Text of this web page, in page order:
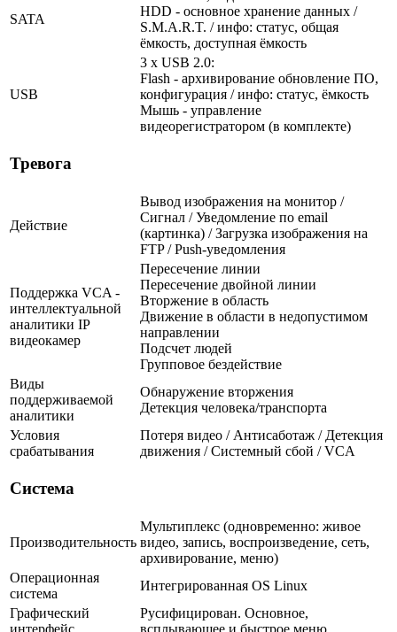
SATA
HDD - основное хранение данных /
S.M.A.R.T. / инфо: статус, общая
ёмкость, доступная ёмкость
USB
3 x USB 2.0:
Flash - архивирование обновление ПО,
конфигурация / инфо: статус, ёмкость
Мышь - управление
видеорегистратором (в комплекте)
Тревога
Действие
Вывод изображения на монитор /
Сигнал / Уведомление по email
(картинка) / Загрузка изображения на
FTP / Push-уведомления
Поддержка VCA -
интеллектуальной
аналитики IP
видеокамер
Пересечение линии
Пересечение двойной линии
Вторжение в область
Движение в области в недопустимом
направлении
Подсчет людей
Групповое бездействие
Виды
поддерживаемой
аналитики
Обнаружение вторжения
Детекция человека/транспорта
Условия
срабатывания
Потеря видео / Антисаботаж / Детекция
движения / Системный сбой / VCA
Система
Производительность
Мультиплекс (одновременно: живое
видео, запись, воспроизведение, сеть,
архивирование, меню)
Операционная
система
Интегрированная OS Linux
Графический
интерфейс
Русифицирован. Основное,
всплывающее и быстрое меню